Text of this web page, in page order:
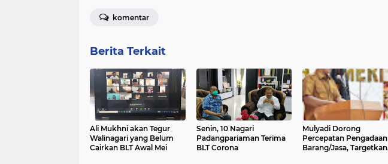
komentar
Berita Terkait
Ali Mukhni akan Tegur
Walinagari yang Belum
Cairkan BLT Awal Mei
Senin, 10 Nagari
Padangpariaman Terima
BLT Corona
Mulyadi Dorong
Percepatan Pengadaan
Barang/Jasa, Targetkan